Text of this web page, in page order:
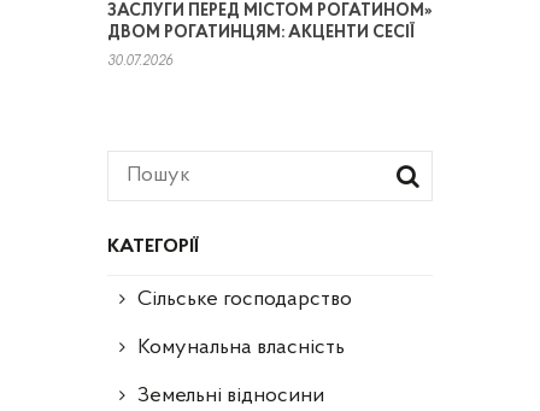
КАТЕГОРІЇ
Сільське господарство
Комунальна власність
Земельні відносини
ЗАСЛУГИ ПЕРЕД МІСТОМ РОГАТИНОМ»
ДВОМ РОГАТИНЦЯМ: АКЦЕНТИ СЕСІЇ
30.07.2026